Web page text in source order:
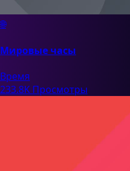
🌐
Мировые часы
Время
233.8K Просмотры